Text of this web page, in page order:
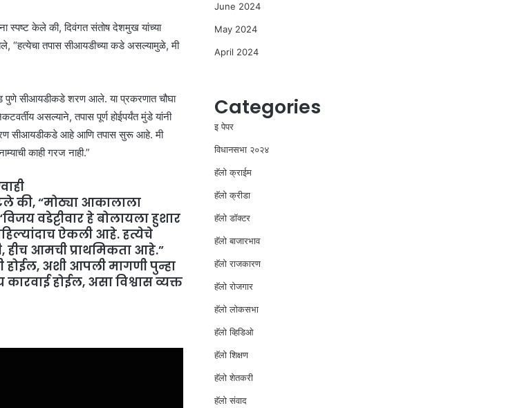
स्पष्ट केले की, दिवंगत संतोष देशमुख यांच्या
“हत्येचा तपास सीआयडीच्या कडे असल्यामुळे, मी
पुणे सीआयडीकडे शरण आले. या प्रकरणात चौघा
असल्याने, तपास पूर्ण होईपर्यंत मुंडे यांनी
सीआयडीकडे आहे आणि तपास सुरू आहे. मी
काही गरज नाही.”
की, “मोठ्या आकालाला
वडेट्टीवार हे बोलायला हुशार
ऐकली आहे. हत्येचे
हीच आमची प्राथमिकता आहे.”
होईल, अशी आपली मागणी पुन्हा
होईल, असा विश्वास व्यक्त
June 2024
May 2024
April 2024
Categories
इ पेपर
विधानसभा २०२४
⁠हॅलो क्राईम
हॅलो क्रीडा
हॅलो डॉक्टर
हॅलो बाजारभाव
हॅलो राजकारण
⁠हॅलो रोजगार
हॅलो लोकसभा
⁠हॅलो व्हिडिओ
हॅलो शिक्षण
⁠हॅलो शेतकरी
⁠हॅलो संवाद